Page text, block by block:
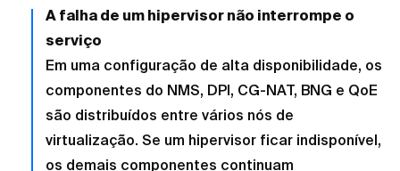
A falha de um hipervisor não interrompe o
serviço
Em uma configuração de alta disponibilidade, os
componentes do NMS, DPI, CG-NAT, BNG e QoE
são distribuídos entre vários nós de
virtualização. Se um hipervisor ficar indisponível,
os demais componentes continuam